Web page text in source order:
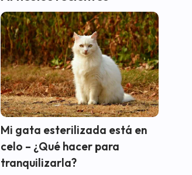
Mi gata esterilizada está en
celo – ¿Qué hacer para
tranquilizarla?